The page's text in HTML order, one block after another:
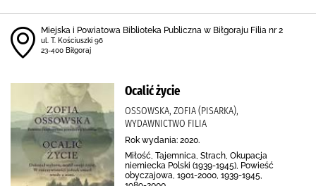
Miejska i Powiatowa Biblioteka Publiczna w Biłgoraju Filia nr 2
ul. T. Kościuszki 96
23-400 Biłgoraj
Ocalić życie
OSSOWSKA, ZOFIA (PISARKA),
WYDAWNICTWO FILIA
Rok wydania: 2020.
Miłość, Tajemnica, Strach, Okupacja
niemiecka Polski (1939-1945), Powieść
obyczajowa, 1901-2000, 1939-1945,